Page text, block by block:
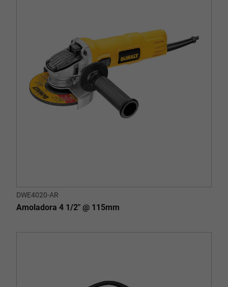
DWE4020-AR
Amoladora 4 1/2" @ 115mm